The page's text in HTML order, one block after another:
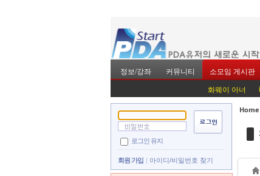
정보/강좌 커뮤니티 소모임 게시판
화웨이 아너
로그인 유지
회원 가입 아이디/비밀번호 찾기
Home
Sketchbook5, 스
Sketchbook5, 스